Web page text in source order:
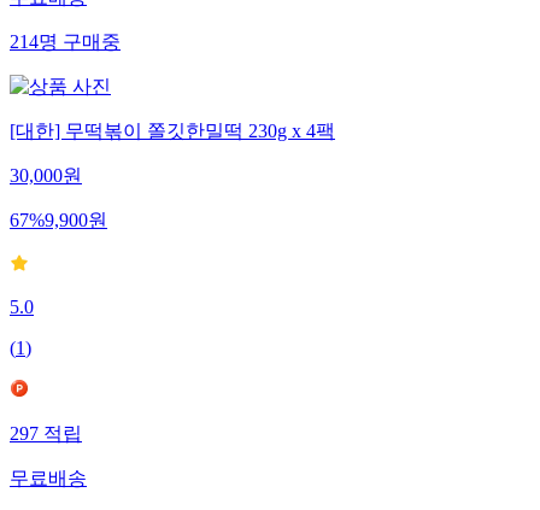
무료배송
214명구매중
[대한] 무떡볶이 쫄깃한밀떡 230g x 4팩
30,000원
67%9,900원
5.0
(1)
297적립
무료배송